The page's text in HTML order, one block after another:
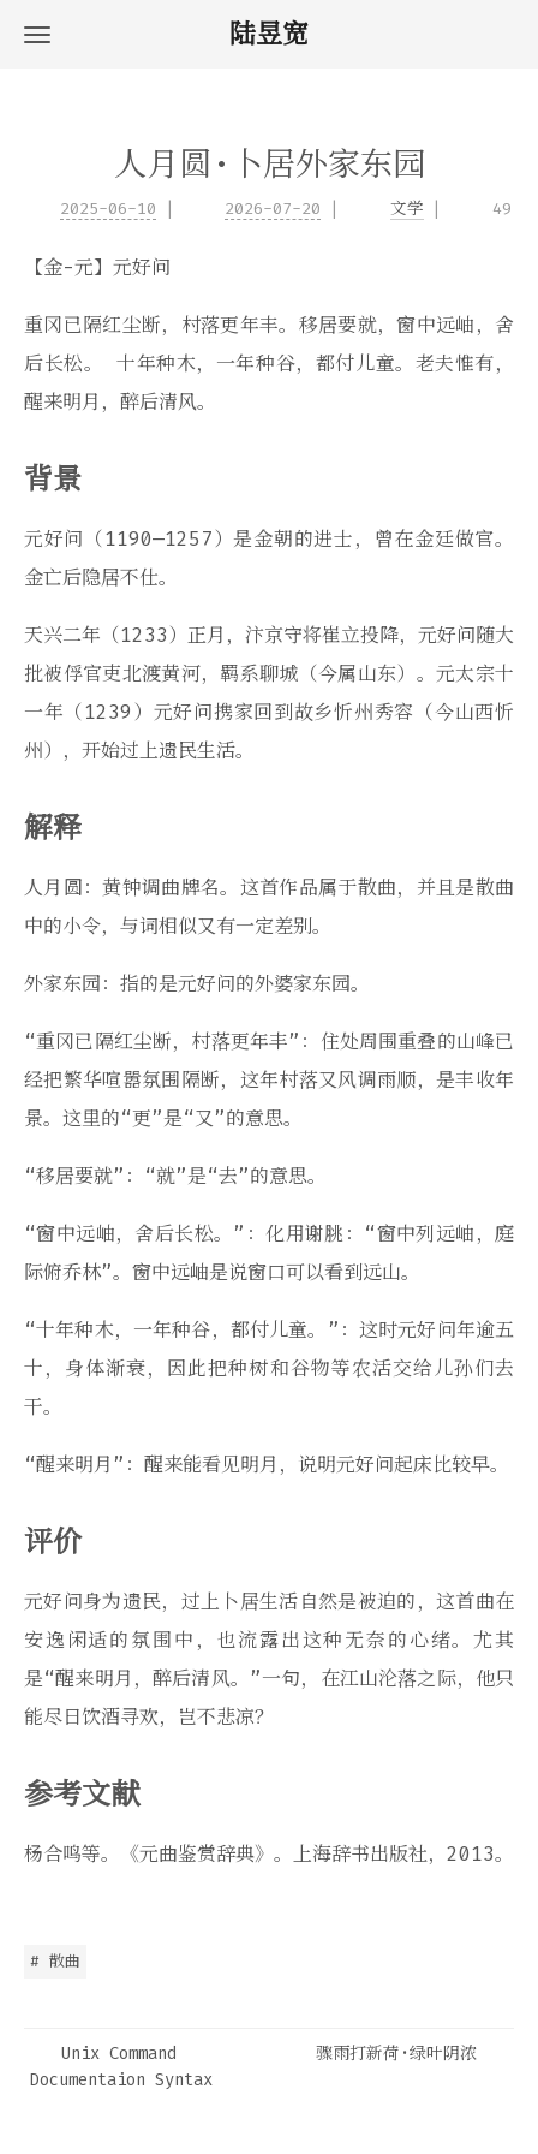
陆昱宽
人月圆·卜居外家东园
2025-06-10 2026-07-20 文学 49
【金-元】元好问
重冈已隔红尘断，村落更年丰。移居要就，窗中远岫，舍
后长松。 十年种木，一年种谷，都付儿童。老夫惟有，
醒来明月，醉后清风。
背景
元好问（1190—1257）是金朝的进士，曾在金廷做官。
金亡后隐居不仕。
天兴二年（1233）正月，汴京守将崔立投降，元好问随大
批被俘官吏北渡黄河，羁系聊城（今属山东）。元太宗十
一年（1239）元好问携家回到故乡忻州秀容（今山西忻
州），开始过上遗民生活。
解释
人月圆：黄钟调曲牌名。这首作品属于散曲，并且是散曲
中的小令，与词相似又有一定差别。
外家东园：指的是元好问的外婆家东园。
“重冈已隔红尘断，村落更年丰”：住处周围重叠的山峰已
经把繁华喧嚣氛围隔断，这年村落又风调雨顺，是丰收年
景。这里的“更”是“又”的意思。
“移居要就”：“就”是“去”的意思。
“窗中远岫，舍后长松。”：化用谢脁：“窗中列远岫，庭
际俯乔林”。窗中远岫是说窗口可以看到远山。
“十年种木，一年种谷，都付儿童。”：这时元好问年逾五
十，身体渐衰，因此把种树和谷物等农活交给儿孙们去
干。
“醒来明月”：醒来能看见明月，说明元好问起床比较早。
评价
元好问身为遗民，过上卜居生活自然是被迫的，这首曲在
安逸闲适的氛围中，也流露出这种无奈的心绪。尤其
是“醒来明月，醉后清风。”一句，在江山沦落之际，他只
能尽日饮酒寻欢，岂不悲凉？
参考文献
杨合鸣等。《元曲鉴赏辞典》。上海辞书出版社，2013。
# 散曲
Unix Command
Documentaion Syntax
骤雨打新荷·绿叶阴浓